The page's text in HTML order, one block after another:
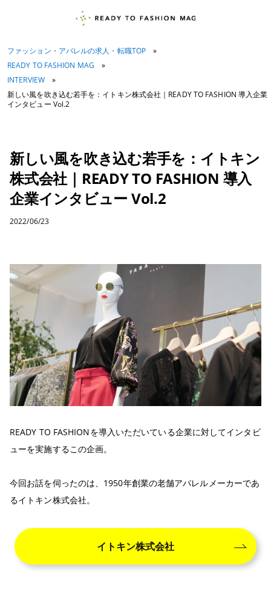
ファッション・アパレルの求人・転職TOP
»
READY TO FASHION MAG
»
INTERVIEW
»
新しい風を吹き込む若手を：イトキン株式会社｜READY TO FASHION 導入企業
インタビュー Vol.2
新しい風を吹き込む若手を：イトキン
株式会社｜READY TO FASHION 導入
企業インタビュー Vol.2
2022/06/23
READY TO FASHIONを導入いただいている企業に対してインタビ
ューを実施するこの企画。
今回お話を伺ったのは、1950年創業の老舗アパレルメーカーであ
るイトキン株式会社。
イトキン株式会社